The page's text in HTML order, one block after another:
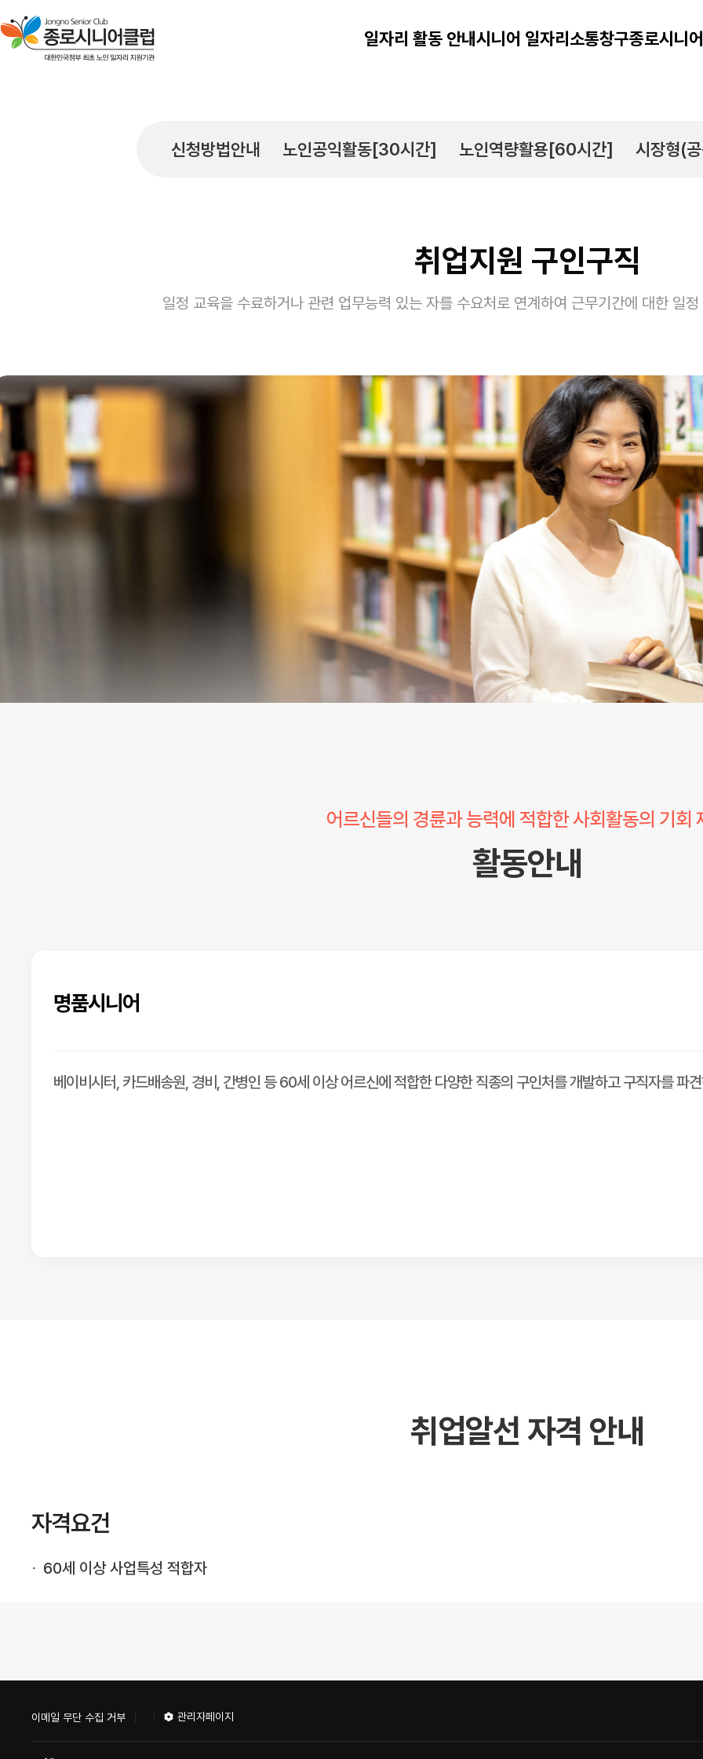
일자리 활동 안내시니어 일자리소통창구종로시니
신청방법안내 노인공익활동[30시간] 노인역량활용[60시간] 시장형(
취업지원 구인구직
일정 교육을 수료하거나 관련 업무능력 있는 자를 수요처로 연계하여 근무기간에 대한 일
어르신들의 경륜과 능력에 적합한 사회활동의 기회
활동안내
명품시니어
베이비시터, 카드배송원, 경비, 간병인 등 60세 이상 어르신에 적합한 다양한 직종의 구인처를 개발하고 구직자를 파
취업알선 자격 안내
자격요건
60세 이상 사업특성 적합자
이메일 무단 수집 거부 관리자페이지